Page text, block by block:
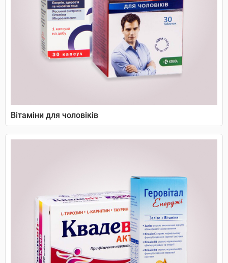
Вітаміни для чоловіків